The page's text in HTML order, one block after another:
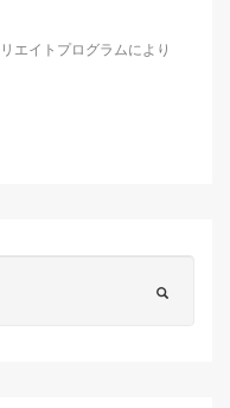
エイトプログラムにより